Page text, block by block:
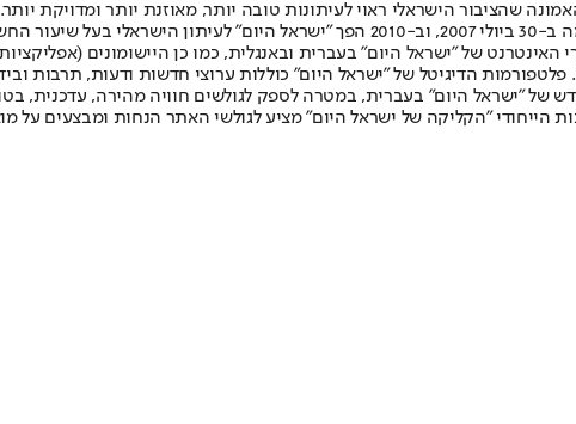
שהציבור הישראלי ראוי לעיתונות טובה יותר, מאוזנת יותר ומדויקת
תשלום. המהדורה המודפסת הראשונה פורסמה ב-30 ביולי 2007, וב-2010
פלטפורמות הדיגיטל של "ישראל היום" כוללות ערוצי חדשות ודעות, תרבות
החדש של "ישראל היום" בעברית, במטרה לספק לגולשים חוויה מהירה,
הייחודי "הקליקה של ישראל היום" מציע לגולשי האתר הנחות ומבצעים על